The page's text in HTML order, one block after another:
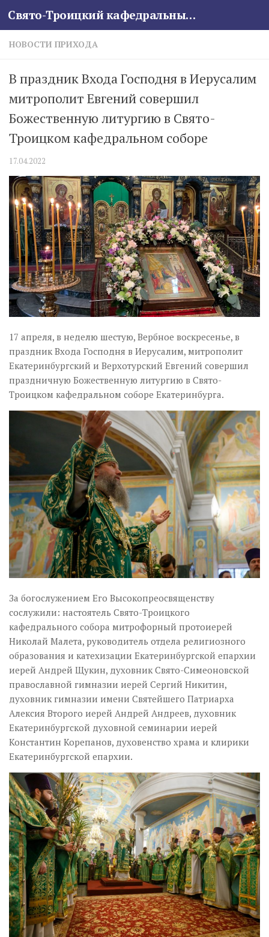
Skip to content Свято-Троицкий кафедральный собор
НОВОСТИ ПРИХОДА
В праздник Входа Господня в Иерусалим
митрополит Евгений совершил
Божественную литургию в Свято-
Троицком кафедральном соборе
17.04.2022
17 апреля, в неделю шестую, Вербное воскресенье, в
праздник Входа Господня в Иерусалим, митрополит
Екатеринбургский и Верхотурский Евгений совершил
праздничную Божественную литургию в Свято-
Троицком кафедральном соборе Екатеринбурга.
За богослужением Его Высокопреосвященству
сослужили: настоятель Свято-Троицкого
кафедрального собора митрофорный протоиерей
Николай Малета, руководитель отдела религиозного
образования и катехизации Екатеринбургской епархии
иерей Андрей Щукин, духовник Свято-Симеоновской
православной гимназии иерей Сергий Никитин,
духовник гимназии имени Святейшего Патриарха
Алексия Второго иерей Андрей Андреев, духовник
Екатеринбургской духовной семинарии иерей
Константин Корепанов, духовенство храма и клирики
Екатеринбургской епархии.